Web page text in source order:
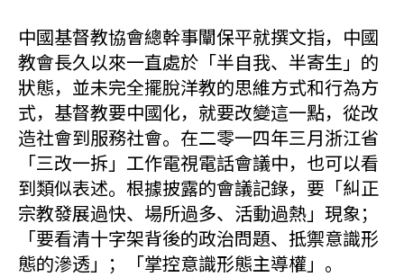
中國基督教協會總幹事闡保平就撰文指，中國
教會長久以來一直處於「半自我、半寄生」的
狀態，並未完全擺脫洋教的思維方式和行為方
式，基督教要中國化，就要改變這一點，從改
造社會到服務社會。在二零一四年三月浙江省
「三改一拆」工作電視電話會議中，也可以看
到類似表述。根據披露的會議記錄，要「糾正
宗教發展過快、場所過多、活動過熱」現象；
「要看清十字架背後的政治問題、抵禦意識形
態的滲透」；「掌控意識形態主導權」。